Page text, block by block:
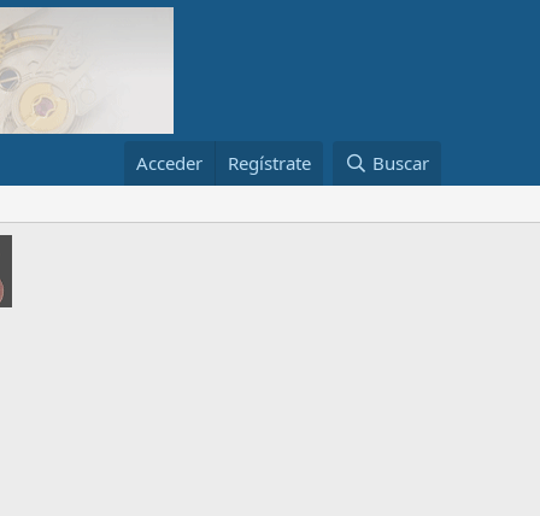
Acceder Regístrate Buscar